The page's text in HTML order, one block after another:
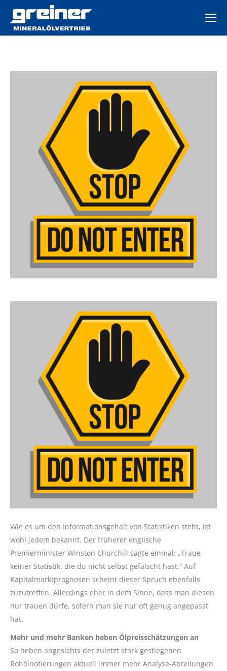
Wie es um den Informationsgehalt von Statistiken steht, ist
wohl jedem bekannt. Der früherer englische
Premierminister Winston Churchill sagte einmal: „Traue
keiner Statistik, die du nicht selbst gefälscht hast.“ Auf
Kapitalmarktprognosen scheint dieser Spruch ebenfalls
zuzutreffen. Allerdings eher in dem Sinne, dass man diesen
nur trauen dürfe, sofern man sie nur oft genug angepasst
hat.
Mehr und mehr Banken heben Ölpreisschätzungen an
So heben angesichts der zuletzt stark gestiegenen
Rohölnotierungen aktuell immer mehr Analyse-Abteilungen